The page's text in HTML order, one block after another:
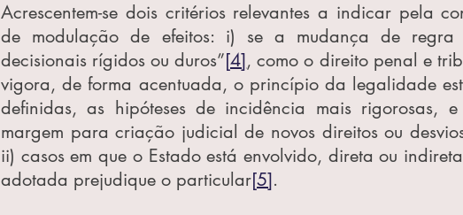
Acrescentem-se dois critérios relevantes a indicar pela
de modulação de efeitos: i) se a mudança de regra
decisionais rígidos ou duros”[4], como o direito penal e
vigora, de forma acentuada, o princípio da legalidade
definidas, as hipóteses de incidência mais rigorosas,
margem para criação judicial de novos direitos ou
ii) casos em que o Estado está envolvido, direta ou
adotada prejudique o particular[5].